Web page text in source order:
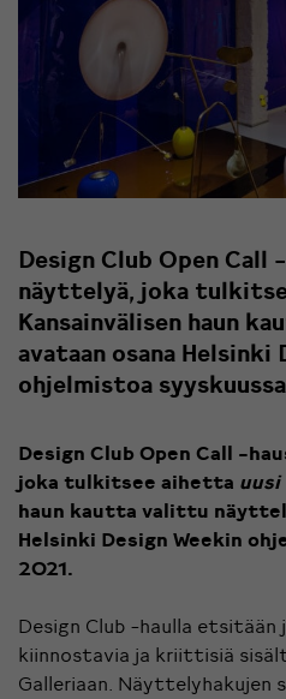
Design Club Open Call
näyttelyä, joka
Kansainvälisen haun
avataan osana Helsinki
ohjelmistoa
Design Club Open Call -
joka tulkitsee aihetta
haun kautta valittu
Helsinki Design Weekin
2021.
Design Club -haulla
kiinnostavia ja kriittisiä
Galleriaan. Näyttelyhakujen